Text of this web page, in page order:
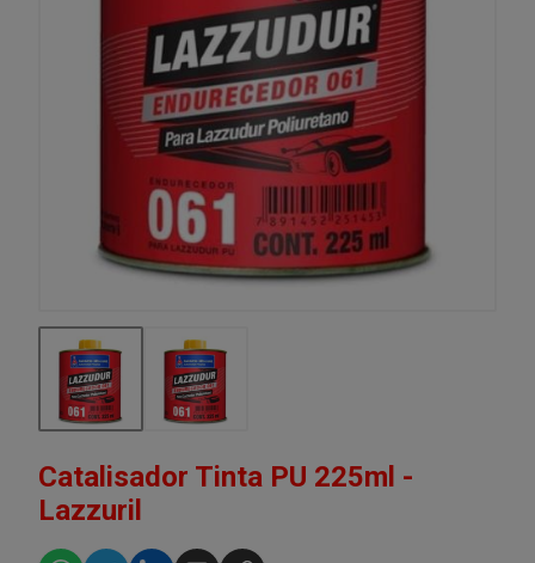
Catalisador Tinta PU 225ml -
Lazzuril